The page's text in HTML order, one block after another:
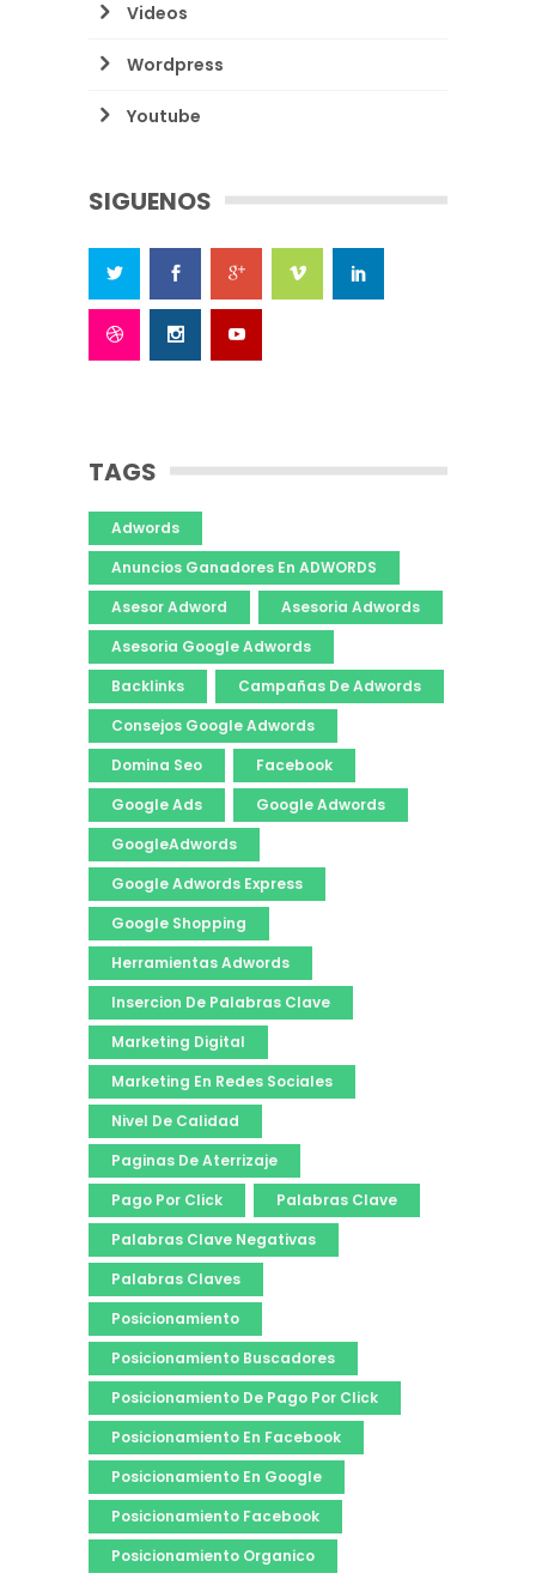
Videos
Wordpress
Youtube
SIGUENOS
TAGS
Adwords
Anuncios Ganadores En ADWORDS
Asesor Adword
Asesoria Adwords
Asesoria Google Adwords
Backlinks
Campañas De Adwords
Consejos Google Adwords
Domina Seo
Facebook
Google Ads
Google Adwords
GoogleAdwords
Google Adwords Express
Google Shopping
Herramientas Adwords
Insercion De Palabras Clave
Marketing Digital
Marketing En Redes Sociales
Nivel De Calidad
Paginas De Aterrizaje
Pago Por Click
Palabras Clave
Palabras Clave Negativas
Palabras Claves
Posicionamiento
Posicionamiento Buscadores
Posicionamiento De Pago Por Click
Posicionamiento En Facebook
Posicionamiento En Google
Posicionamiento Facebook
Posicionamiento Organico